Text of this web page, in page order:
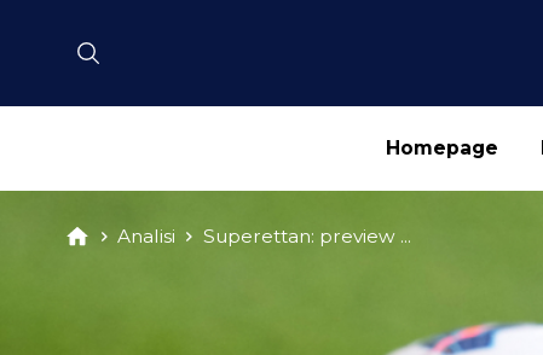
Homepage
Analisi Superettan: preview ...